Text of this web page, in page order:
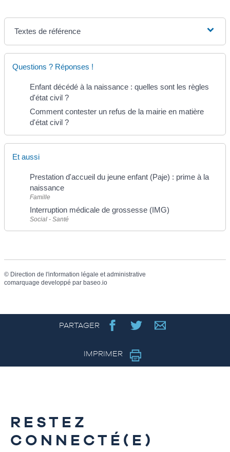
Textes de référence
Questions ? Réponses !
Enfant décédé à la naissance : quelles sont les règles
d'état civil ?
Comment contester un refus de la mairie en matière
d'état civil ?
Et aussi
Prestation d'accueil du jeune enfant (Paje) : prime à la
naissance
Famille
Interruption médicale de grossesse (IMG)
Social - Santé
© Direction de l'information légale et administrative
comarquage developpé par baseo.io
PARTAGER
IMPRIMER
RESTEZ
CONNECTÉ(E)